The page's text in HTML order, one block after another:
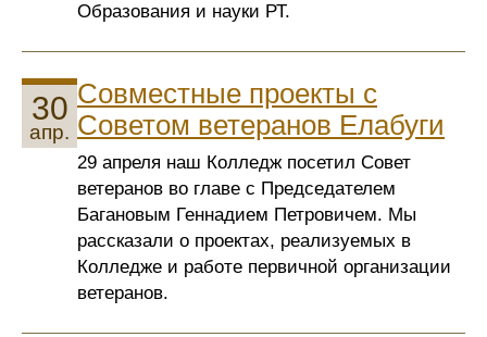
Образования и науки РТ.
30
апр.
Совместные проекты с
Советом ветеранов Елабуги
29 апреля наш Колледж посетил Совет
ветеранов во главе с Председателем
Багановым Геннадием Петровичем. Мы
рассказали о проектах, реализуемых в
Колледже и работе первичной организации
ветеранов.